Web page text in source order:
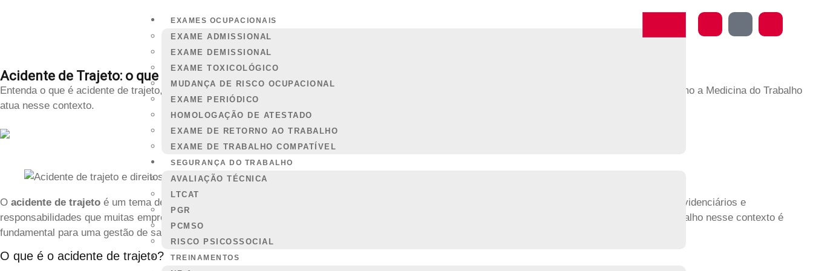
EXAMES OCUPACIONAIS
EXAME ADMISSIONAL
EXAME DEMISSIONAL
EXAME TOXICOLÓGICO
MUDANÇA DE RISCO OCUPACIONAL
EXAME PERIÓDICO
HOMOLOGAÇÃO DE ATESTADO
EXAME DE RETORNO AO TRABALHO
EXAME DE TRABALHO COMPATÍVEL
SEGURANÇA DO TRABALHO
AVALIAÇÃO TÉCNICA
LTCAT
PGR
PCMSO
RISCO PSICOSSOCIAL
TREINAMENTOS
Acidente de Trajeto: o que é, direitos do trabalhador, obrigações da empresa e impacto no FAP
Entenda o que é acidente de trajeto, como ele se diferencia do acidente típico, quais são os direitos do trabalhador, as obrigações do empregador e como a Medicina do Trabalho
atua nesse contexto.
O acidente de trajeto é um tema de grande relevância para empregadores e trabalhadores, pois envolve obrigações legais específicas, benefícios previdenciários e
responsabilidades que muitas empresas desconhecem ou subestimam. Entender o conceito, as consequências jurídicas e o papel da Medicina do Trabalho nesse contexto é
fundamental para uma gestão de saúde ocupacional completa e eficaz.
O que é o acidente de trajeto?